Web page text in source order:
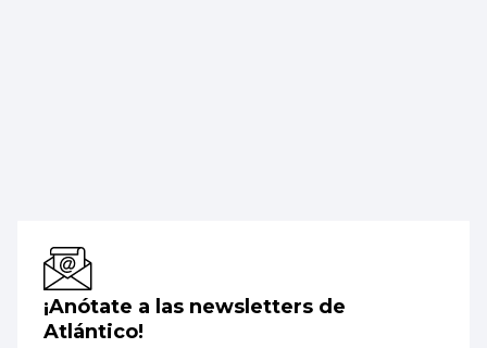
¡Anótate a las newsletters de
Atlántico!